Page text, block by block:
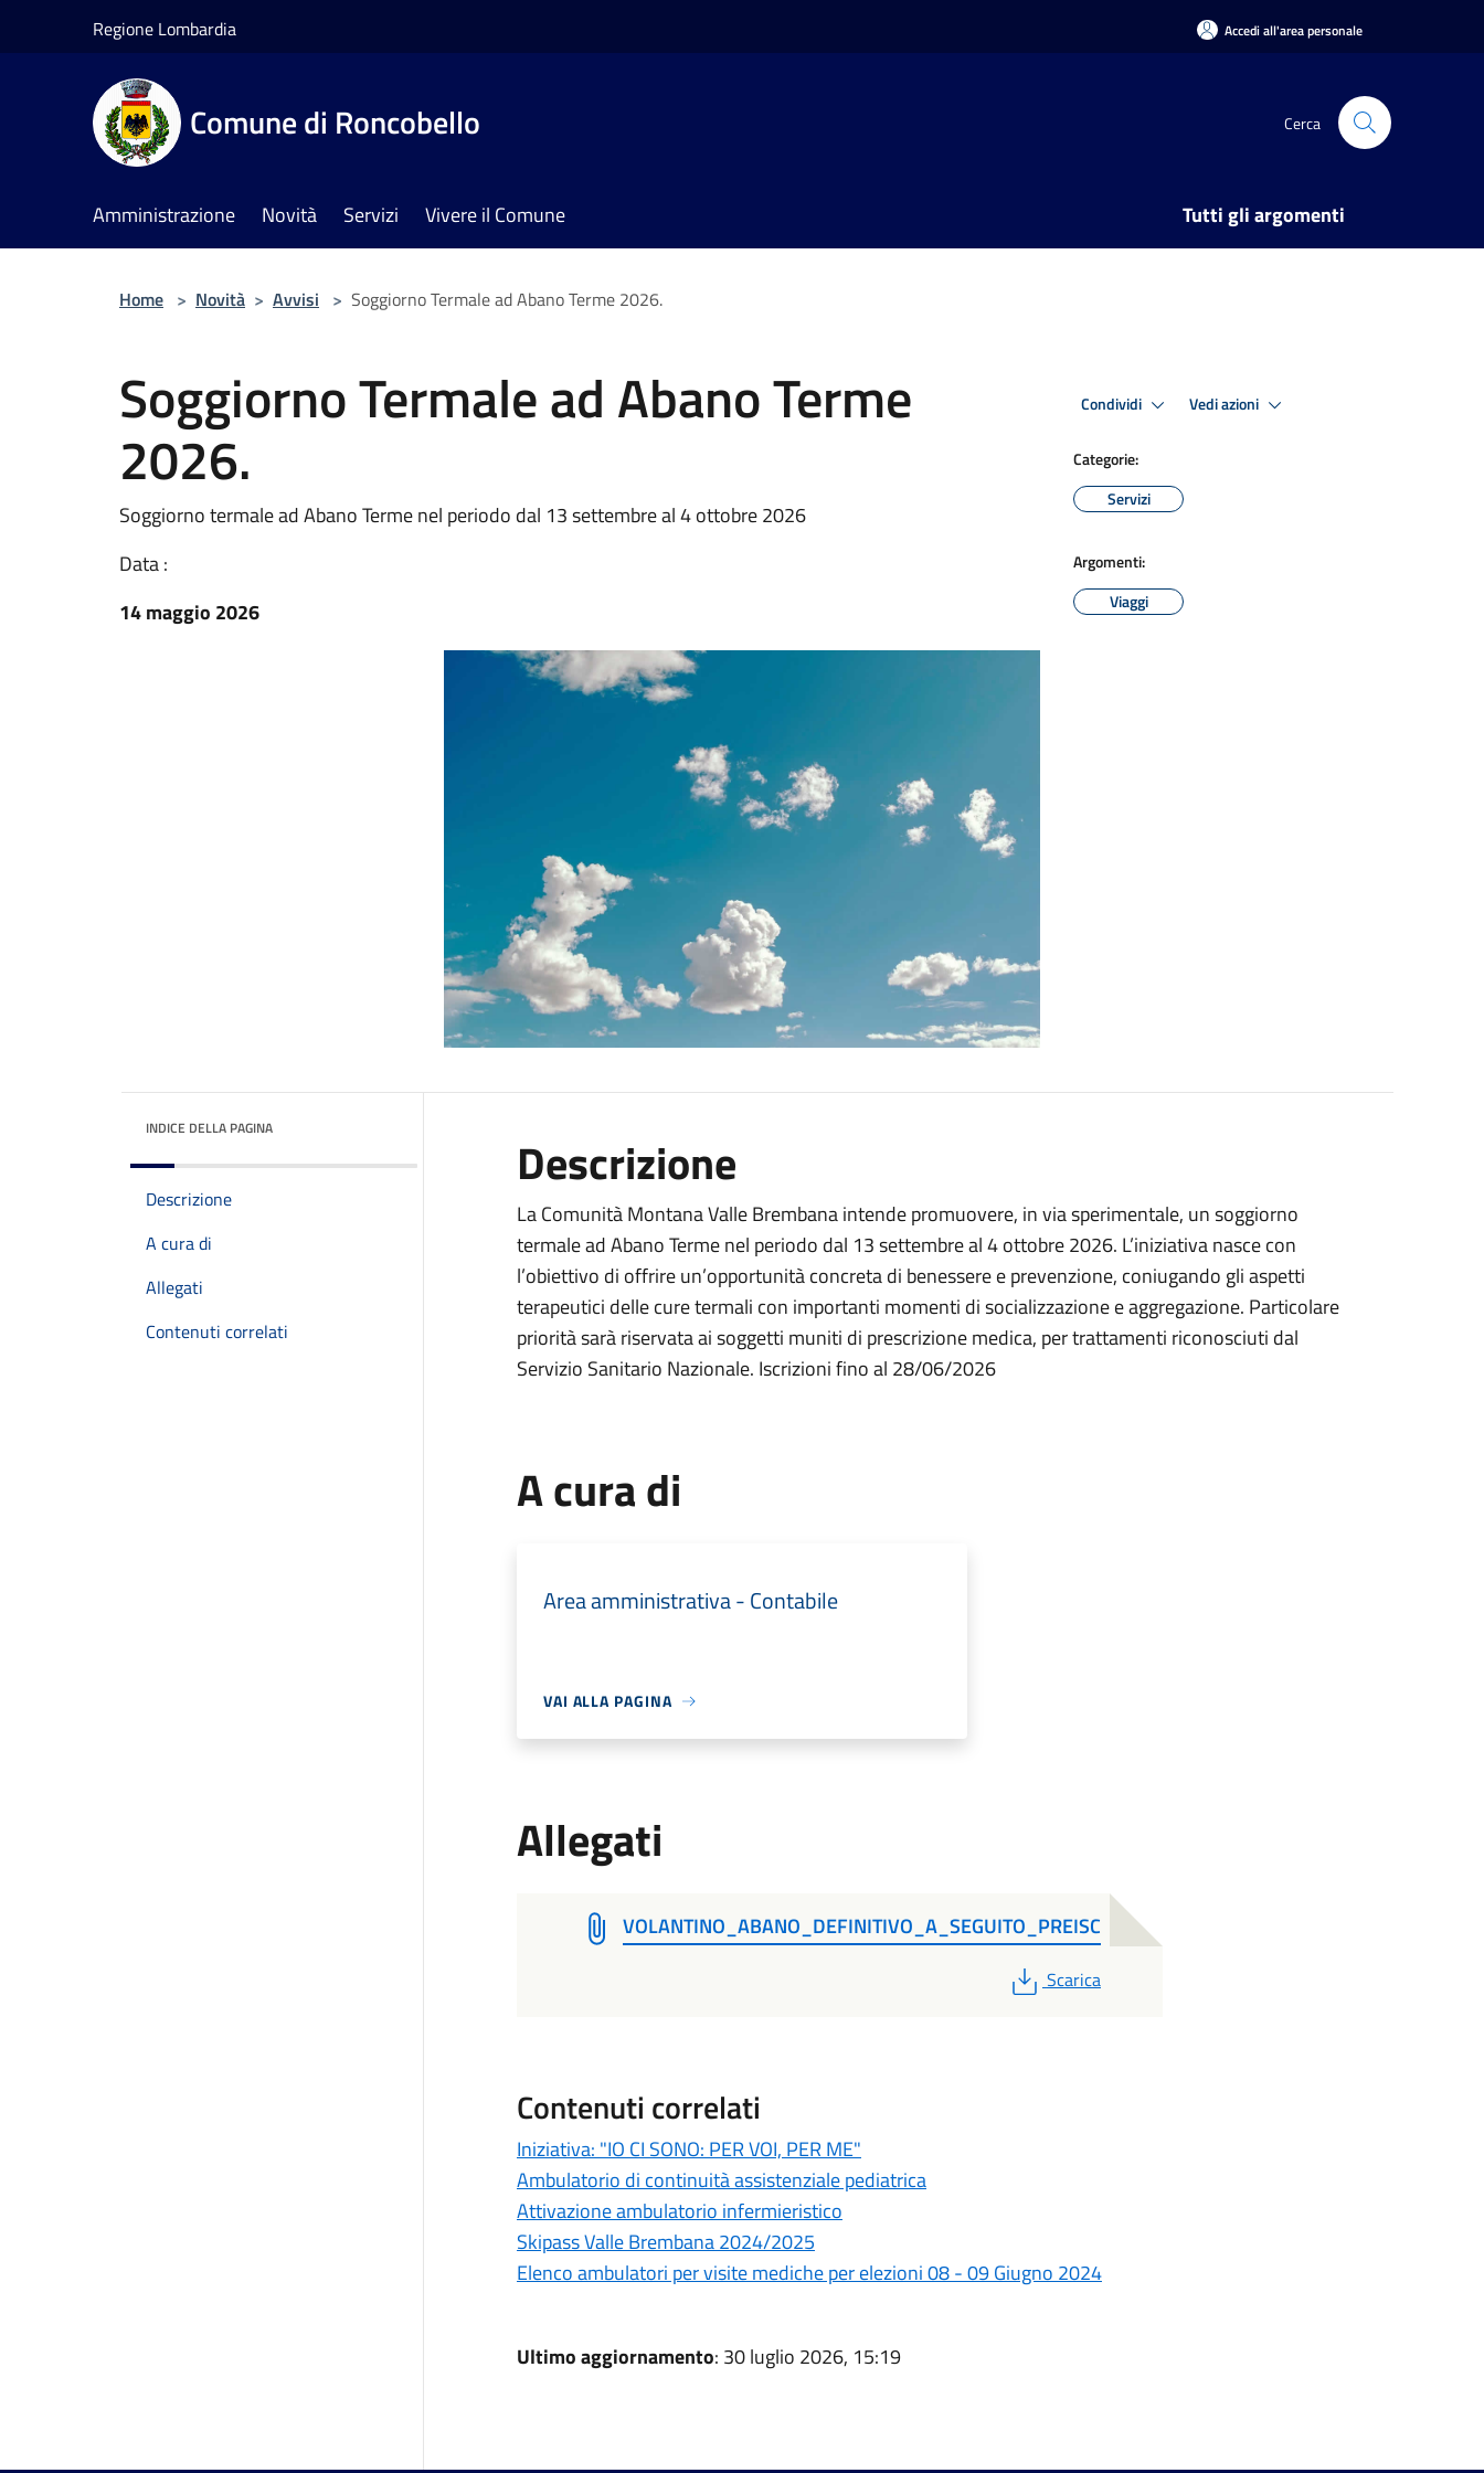
Regione Lombardia Accedi all'area personale
Comune di Roncobello Cerca
Amministrazione Novità Servizi Vivere il Comune Tutti gli argomenti
Home > Novità > Avvisi > Soggiorno Termale ad Abano Terme 2026.
Soggiorno Termale ad Abano Terme
2026.
Soggiorno termale ad Abano Terme nel periodo dal 13 settembre al 4 ottobre 2026
Data :
14 maggio 2026
Condividi Vedi azioni
Categorie:
Servizi
Argomenti:
Viaggi
INDICE DELLA PAGINA
Descrizione
A cura di
Allegati
Contenuti correlati
Descrizione
La Comunità Montana Valle Brembana intende promuovere, in via sperimentale, un soggiorno
termale ad Abano Terme nel periodo dal 13 settembre al 4 ottobre 2026. L’iniziativa nasce con
l’obiettivo di offrire un’opportunità concreta di benessere e prevenzione, coniugando gli aspetti
terapeutici delle cure termali con importanti momenti di socializzazione e aggregazione. Particolare
priorità sarà riservata ai soggetti muniti di prescrizione medica, per trattamenti riconosciuti dal
Servizio Sanitario Nazionale. Iscrizioni fino al 28/06/2026
A cura di
Area amministrativa - Contabile
VAI ALLA PAGINA
Allegati
VOLANTINO_ABANO_DEFINITIVO_A_SEGUITO_PREISC
PDF
Scarica
Contenuti correlati
Iniziativa: "IO CI SONO: PER VOI, PER ME"
Ambulatorio di continuità assistenziale pediatrica
Attivazione ambulatorio infermieristico
Skipass Valle Brembana 2024/2025
Elenco ambulatori per visite mediche per elezioni 08 - 09 Giugno 2024
Ultimo aggiornamento: 30 luglio 2026, 15:19